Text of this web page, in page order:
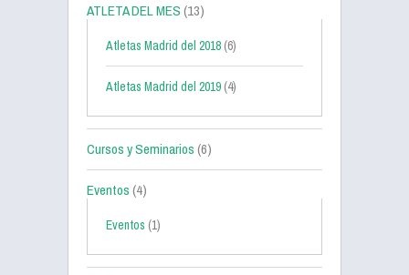
ATLETA DEL MES(13)
Atletas Madrid del 2018 (6)
Atletas Madrid del 2019 (4)
Cursos y Seminarios(6)
Eventos(4)
Eventos (1)